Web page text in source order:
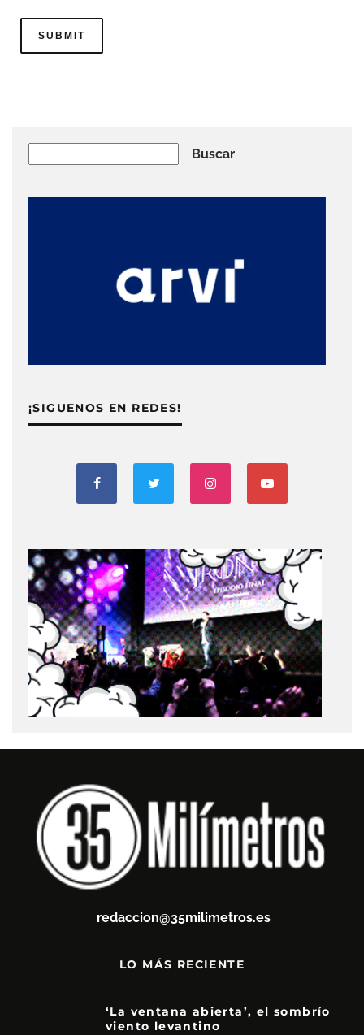
Buscar
¡SIGUENOS EN REDES!
redaccion@35milimetros.es
LO MÁS RECIENTE
‘La ventana abierta’, el sombrío
viento levantino